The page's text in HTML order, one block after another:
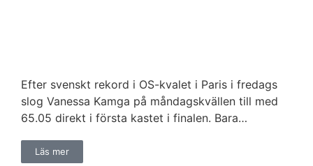
Efter svenskt rekord i OS-kvalet i Paris i fredags
slog Vanessa Kamga på måndagskvällen till med
65.05 direkt i första kastet i finalen. Bara…
Läs mer